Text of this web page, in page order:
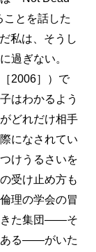
ことを話した
私は、そうし
過ぎない。
2006］）で
はわかるよう
どれだけ相手
になされてい
けうるさいを
受け止め方も
理の学会の冒
きた集団――そ
ある――がいた